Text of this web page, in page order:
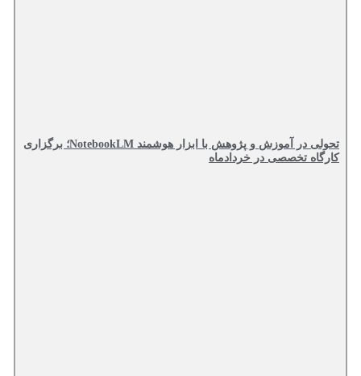
تحولی در آموزش و پژوهش با ابزار هوشمند NotebookLM؛ برگزاری
کارگاه تخصصی در خردادماه